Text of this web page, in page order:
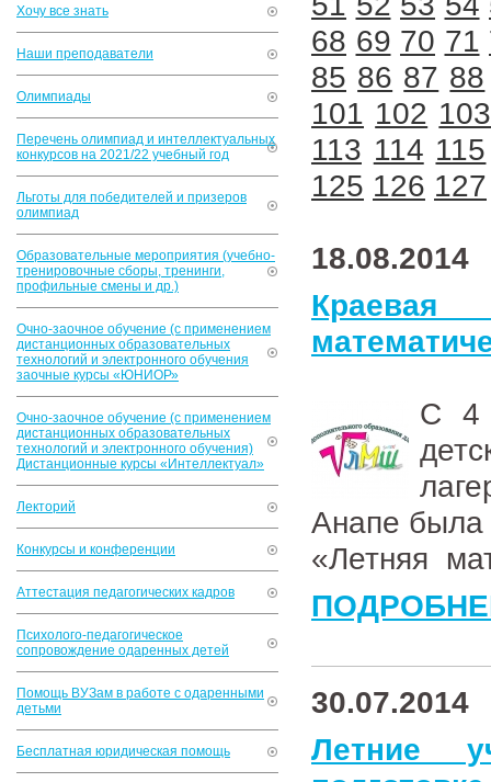
Хочу все знать
Наши преподаватели
Олимпиады
Перечень олимпиад и интеллектуальных
конкурсов на 2021/22 учебный год
Льготы для победителей и призеров
олимпиад
Образовательные мероприятия (учебно-
тренировочные сборы, тренинги,
профильные смены и др.)
Очно-заочное обучение (с применением
дистанционных образовательных
технологий и электронного обучения
заочные курсы «ЮНИОР»
Очно-заочное обучение (с применением
дистанционных образовательных
технологий и электронного обучения)
Дистанционные курсы «Интеллектуал»
Лекторий
Конкурсы и конференции
Аттестация педагогических кадров
Психолого-педагогическое
сопровождение одаренных детей
Помощь ВУЗам в работе с одаренными
детьми
Бесплатная юридическая помощь
68 69 70 71
85 86 87 88
101 102 103
113 114 115
125 126 127
18.08.2014
С 4
Анапе была
«Летняя
30.07.2014
Летние